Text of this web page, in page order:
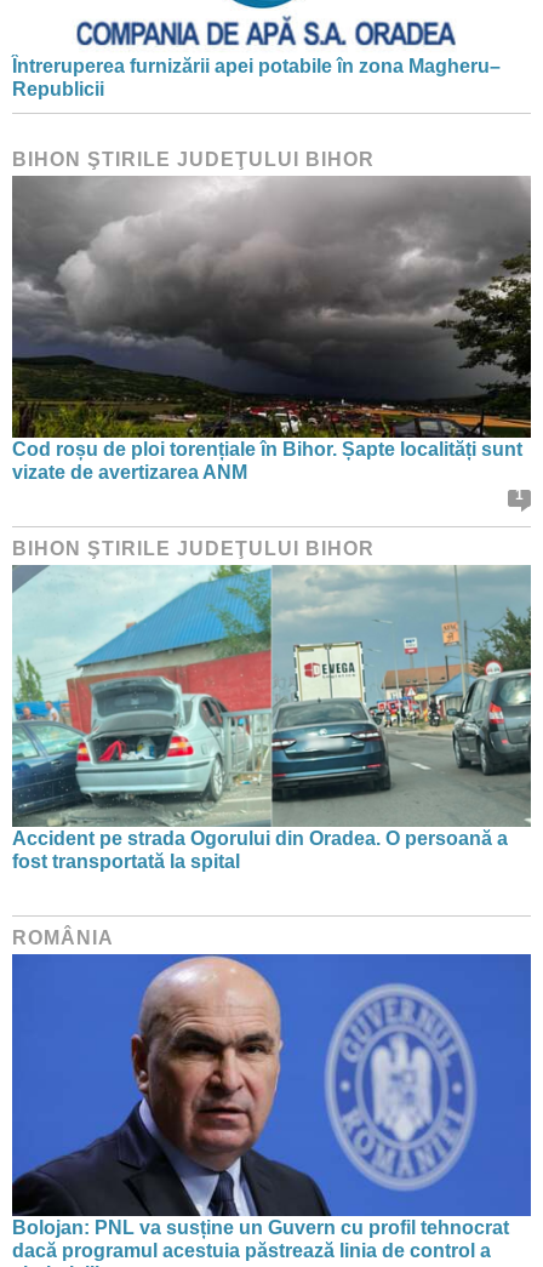
Întreruperea furnizării apei potabile în zona Magheru–
Republicii
BIHON ŞTIRILE JUDEŢULUI BIHOR
Cod roșu de ploi torențiale în Bihor. Șapte localități sunt
vizate de avertizarea ANM
1
BIHON ŞTIRILE JUDEŢULUI BIHOR
Accident pe strada Ogorului din Oradea. O persoană a
fost transportată la spital
ROMÂNIA
Bolojan: PNL va susține un Guvern cu profil tehnocrat
dacă programul acestuia păstrează linia de control a